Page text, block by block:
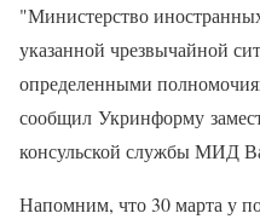
"Министерство
указанной чрезвычайной
определенными
сообщил Укринформу
консульской службы МИД
Напомним, что 30 марта у